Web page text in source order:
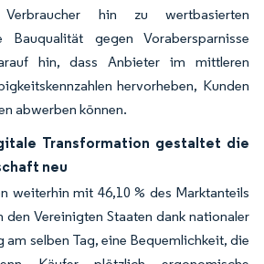
hin zu wertbasierten
Bauqualität gegen Vorabersparnisse
hin, dass Anbieter im mittleren
hervorheben, Kunden
abwerben können.
Transformation gestaltet die
neu
weiterhin mit 46,10 % des Marktanteils
Vereinigten Staaten dank nationaler
am selben Tag, eine Bequemlichkeit, die